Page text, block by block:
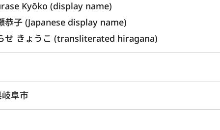
Kyōko (display name)
恭子 (Japanese display name)
せ きょうこ (transliterated hiragana)
阜市